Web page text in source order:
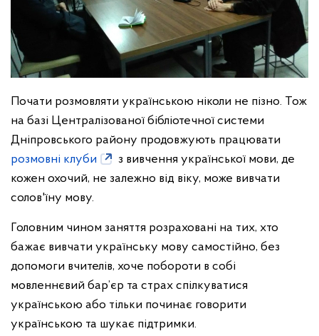
Почати розмовляти українською ніколи не пізно. Тож
на базі Централізованої бібліотечної системи
Дніпровського району продовжують працювати
розмовні клуби
з вивчення української мови, де
кожен охочий, не залежно від віку, може вивчати
солов'їну мову.
Головним чином заняття розраховані на тих, хто
бажає вивчати українську мову самостійно, без
допомоги вчителів, хоче побороти в собі
мовленнєвий бар’єр та страх спілкуватися
українською або тільки починає говорити
українською та шукає підтримки.